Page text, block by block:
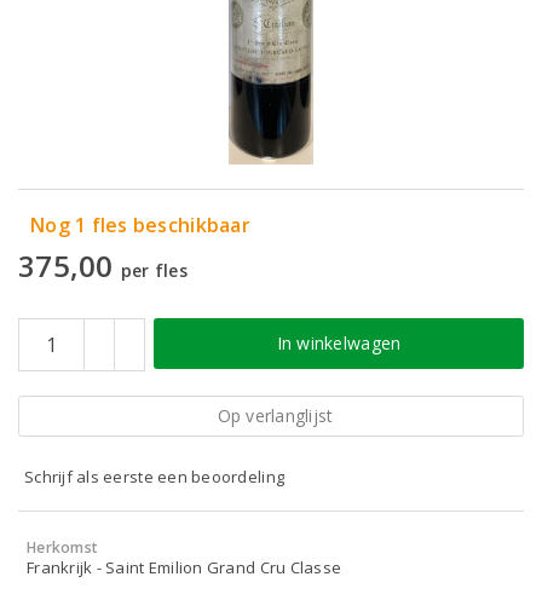
Nog 1 fles beschikbaar
375,00 per fles
In winkelwagen
Op verlanglijst
Schrijf als eerste een beoordeling
Herkomst
Frankrijk - Saint Emilion Grand Cru Classe